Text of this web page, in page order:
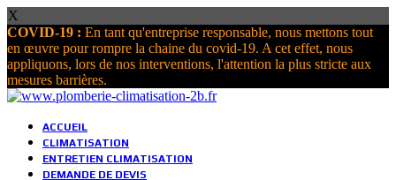
X
COVID-19 : En tant qu'entreprise responsable, nous mettons tout
en œuvre pour rompre la chaine du covid-19. A cet effet, nous
appliquons, lors de nos interventions, l'attention la plus stricte aux
mesures barrières.
ACCUEIL
CLIMATISATION
ENTRETIEN CLIMATISATION
DEMANDE DE DEVIS